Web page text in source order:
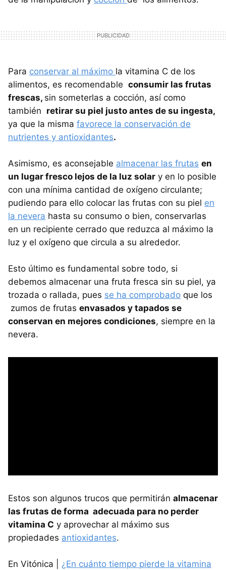
Para conservar al máximo la vitamina C de los
alimentos, es recomendable consumir las frutas
frescas, sin someterlas a cocción, así como
también retirar su piel justo antes de su ingesta,
ya que la misma favorece la conservación de
nutrientes y antioxidantes.
Asimismo, es aconsejable almacenar las frutas en
un lugar fresco lejos de la luz solar y en lo posible
con una mínima cantidad de oxígeno circulante;
pudiendo para ello colocar las frutas con su piel en
la nevera hasta su consumo o bien, conservarlas
en un recipiente cerrado que reduzca al máximo la
luz y el oxígeno que circula a su alrededor.
Esto último es fundamental sobre todo, si
debemos almacenar una fruta fresca sin su piel, ya
trozada o rallada, pues se ha comprobado que los
zumos de frutas envasados y tapados se
conservan en mejores condiciones, siempre en la
nevera.
Estos son algunos trucos que permitirán almacenar
las frutas de forma adecuada para no perder
vitamina C y aprovechar al máximo sus
propiedades antioxidantes.
En Vitónica | ¿En cuánto tiempo pierde la vitamina